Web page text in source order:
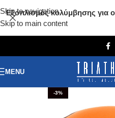
Skip to navigation
Skip to main content
Εξοπλισμός κολύμβησης για
MENU
-3%